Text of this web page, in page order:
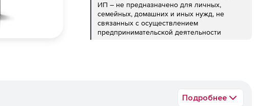
ИП – не предназначено для личных,
семейных, домашних и иных нужд, не
связанных с осуществлением
предпринимательской деятельности
Подробнее